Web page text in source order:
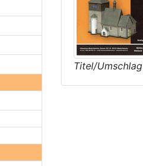
Titel/Umschlag